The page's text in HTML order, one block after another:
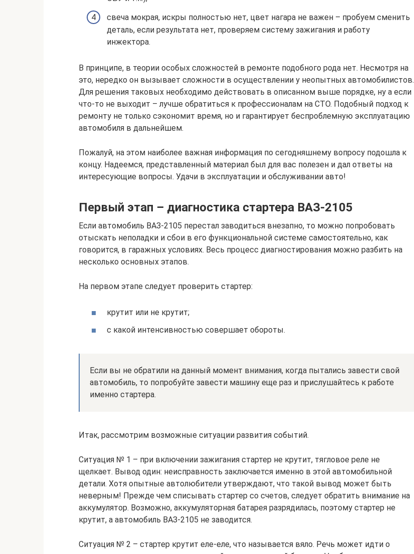
свеча мокрая, искры полностью нет, цвет нагара не важен – пробуем сменить
деталь, если результата нет, проверяем систему зажигания и работу
инжектора.
В принципе, в теории особых сложностей в ремонте подобного рода нет. Несмотря на
это, нередко он вызывает сложности в осуществлении у неопытных автомобилистов.
Для решения таковых необходимо действовать в описанном выше порядке, ну а если
что-то не выходит – лучше обратиться к профессионалам на СТО. Подобный подход к
ремонту не только сэкономит время, но и гарантирует беспроблемную эксплуатацию
автомобиля в дальнейшем.
Пожалуй, на этом наиболее важная информация по сегодняшнему вопросу подошла к
концу. Надеемся, представленный материал был для вас полезен и дал ответы на
интересующие вопросы. Удачи в эксплуатации и обслуживании авто!
Первый этап – диагностика стартера ВАЗ-2105
Если автомобиль ВАЗ-2105 перестал заводиться внезапно, то можно попробовать
отыскать неполадки и сбои в его функциональной системе самостоятельно, как
говорится, в гаражных условиях. Весь процесс диагностирования можно разбить на
несколько основных этапов.
На первом этапе следует проверить стартер:
крутит или не крутит;
с какой интенсивностью совершает обороты.
Если вы не обратили на данный момент внимания, когда пытались завести свой
автомобиль, то попробуйте завести машину еще раз и прислушайтесь к работе
именно стартера.
Итак, рассмотрим возможные ситуации развития событий.
Ситуация № 1 – при включении зажигания стартер не крутит, тягловое реле не
щелкает. Вывод один: неисправность заключается именно в этой автомобильной
детали. Хотя опытные автолюбители утверждают, что такой вывод может быть
неверным! Прежде чем списывать стартер со счетов, следует обратить внимание на
аккумулятор. Возможно, аккумуляторная батарея разрядилась, поэтому стартер не
крутит, а автомобиль ВАЗ-2105 не заводится.
Ситуация № 2 – стартер крутит еле-еле, что называется вяло. Речь может идти о